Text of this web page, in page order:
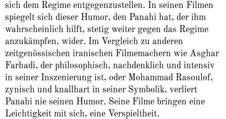
sich dem Regime entgegenzustellen. In seinen Filmen
spiegelt sich dieser Humor, den Panahi hat, der ihm
wahrscheinlich hilft, stetig weiter gegen das Regime
anzukämpfen, wider. Im Vergleich zu anderen
zeitgenössischen iranischen Filmemachern wie Asghar
Farhadi, der philosophisch, nachdenklich und intensiv
in seiner Inszenierung ist, oder Mohammad Rasoulof,
zynisch und knallhart in seiner Symbolik, verliert
Panahi nie seinen Humor. Seine Filme bringen eine
Leichtigkeit mit sich, eine Verspieltheit.